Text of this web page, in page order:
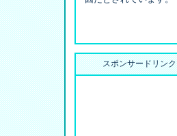
スポンサードリンク